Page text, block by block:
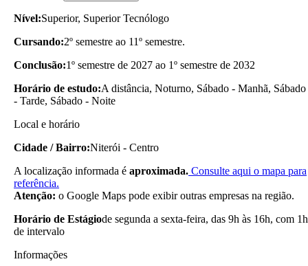
Nível:Superior, Superior Tecnólogo
Cursando:2º semestre ao 11º semestre.
Conclusão:1º semestre de 2027 ao 1º semestre de 2032
Horário de estudo:A distância, Noturno, Sábado - Manhã, Sábado
- Tarde, Sábado - Noite
Local e horário
Cidade / Bairro:Niterói - Centro
A localização informada é aproximada. Consulte aqui o mapa para
referência.
Atenção: o Google Maps pode exibir outras empresas na região.
Horário de Estágiode segunda a sexta-feira, das 9h às 16h, com 1h
de intervalo
Informações